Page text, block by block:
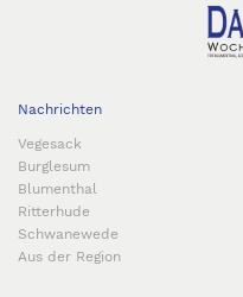
Nachrichten
Vegesack
Burglesum
Blumenthal
Ritterhude
Schwanewede
Aus der Region